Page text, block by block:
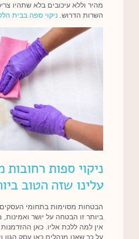
מהיר וללא עיכובים בלא שתהיו
השרות הדרוש. ניקוי ספה בבית
ניקוי ספות
עלינו שזה הטוב
הבטחות מסוימות בתחומי
ביותר זו הבטחה על יושר
אין למה ללכת אליו. כאן
על כך שאנו מנהלים כאן עסק הגון